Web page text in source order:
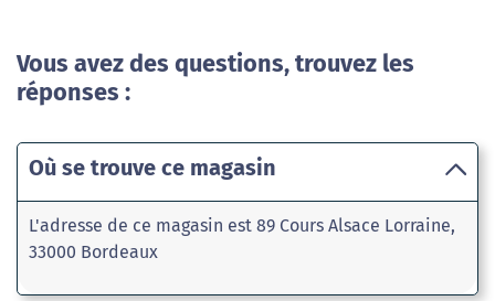
Vous avez des questions, trouvez les
réponses :
Où se trouve ce magasin
L'adresse de ce magasin est 89 Cours Alsace Lorraine,
33000 Bordeaux